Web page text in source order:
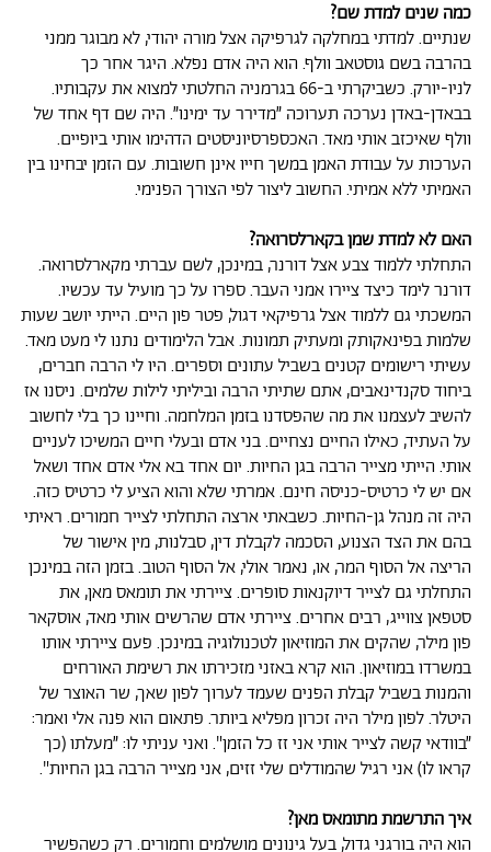
כמה שנים למדת שם?
שנתיים. למדתי במחלקה לגרפיקה אצל מורה יהודי, לא מבוגר ממני
בהרבה בשם גוסטאב וולף. הוא היה אדם נפלא. היגר אחר כך
לניו-יורק. כשביקרתי ב-66 בגרמניה החלטתי למצוא את עקבותיו.
בבאדן-באדן נערכה תערוכה ״מדירר עד ימינו״. היה שם דף אחד של
וולף שאיכזב אותי מאד. האכספרסיוניסטים הדהימו אותי ביופיים.
הערכות על עבודת האמן במשך חייו אינן חשובות. עם הזמן יבחינו בין
האמיתי ללא אמיתי. החשוב ליצור לפי הצורך הפנימי.
האם לא למדת שמן בקארלסרואה?
התחלתי ללמוד צבע אצל דורנר, במינכן, לשם עברתי מקארלסרואה.
דורנר לימד כיצד ציירו אמני העבר. ספרו על כך מועיל עד עכשיו.
המשכתי גם ללמוד אצל גרפיקאי דגול, פטר פון היים. הייתי יושב שעות
שלמות בפינאקותק ומעתיק תמונות. אבל הלימודים נתנו לי מעט מאד.
עשיתי רישומים קטנים בשביל עתונים וספרים. היו לי הרבה חברים,
ביחוד סקנדינאבים, אתם שתיתי הרבה וביליתי לילות שלמים. ניסנו אז
להשיב לעצמנו את מה שהפסדנו בזמן המלחמה. וחיינו כך בלי לחשוב
על העתיד, כאילו החיים נצחיים. בני אדם ובעלי חיים המשיכו לעניים
אותי. הייתי מצייר הרבה בגן החיות. יום אחד בא אלי אדם אחד ושאל
אם יש לי כרטיס-כניסה חינם. אמרתי שלא והוא הציע לי כרטיס כזה.
היה זה מנהל גן-החיות. כשבאתי ארצה התחלתי לצייר חמורים. ראיתי
בהם את הצד הצנוע, הסכמה לקבלת דין, סבלנות, מין אישור של
הריצה אל הסוף המר, או, נאמר אולי, אל הסוף הטוב. בזמן הזה במינכן
התחלתי גם לצייר דיוקנאות סופרים. ציירתי את תומאס מאן, את
סטפאן צווייג, רבים אחרים. ציירתי אדם שהרשים אותי מאד, אוסקאר
פון מילר, שהקים את המוזיאון לטכנולוגיה במינכן. פעם ציירתי אותו
במשרדו במוזיאון. הוא קרא באזני מזכירתו את רשימת האורחים
והמנות בשביל קבלת הפנים שעמד לערוך לפון שאך, שר האוצר של
היטלר. לפון מילר היה זכרון מפליא ביותר. פתאום הוא פנה אלי ואמר:
״בוודאי קשה לצייר אותי אני זז כל הזמן". ואני עניתי לו: ״מעלתו (כך
קראו לו) אני רגיל שהמודלים שלי זזים, אני מצייר הרבה בגן החיות".
איך התרשמת מתומאס מאן?
הוא היה בורגני גדול, בעל גינונים מושלמים וחמורים. רק כשהפשיר